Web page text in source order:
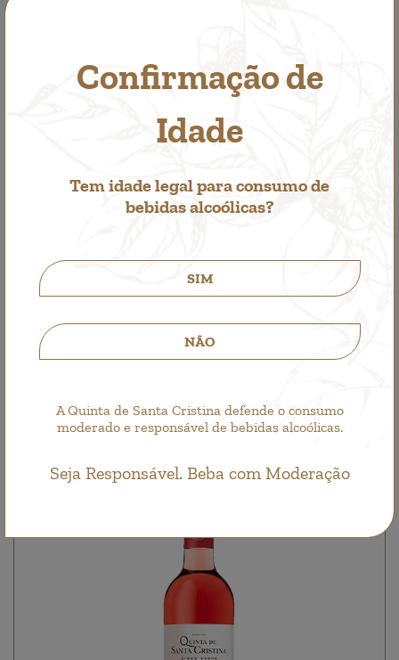
Confirmação de
Idade
Tem idade legal para consumo de
bebidas alcoólicas?
SIM
NÃO
A Quinta de Santa Cristina defende o consumo
moderado e responsável de bebidas alcoólicas.
Seja Responsável. Beba com Moderação
Santa Cristina Rosé
Vinho Rosé
4,25€